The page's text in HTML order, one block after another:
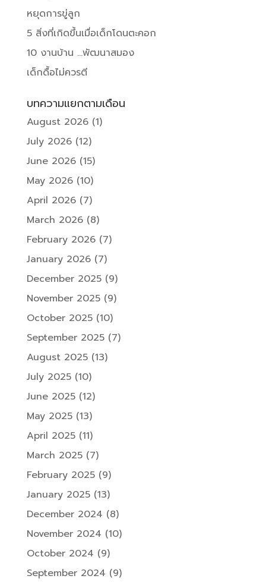
หยุดการขู่ลูก
5 สิ่งที่เกิดขึ้นเมื่อเด็กโดนตะคอก
10 งานบ้าน …พัฒนาสมอง
เด็กดื้อไม่ควรตี
บทความแยกตามเดือน
August 2026(1)
July 2026(12)
June 2026(15)
May 2026(10)
April 2026(7)
March 2026(8)
February 2026(7)
January 2026(7)
December 2025(9)
November 2025(9)
October 2025(10)
September 2025(7)
August 2025(13)
July 2025(10)
June 2025(12)
May 2025(13)
April 2025(11)
March 2025(7)
February 2025(9)
January 2025(13)
December 2024 (8)
November 2024 (10)
October 2024 (9)
September 2024 (9)